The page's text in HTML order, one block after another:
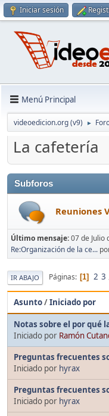
Iniciar sesión
Menú Principal
videoedicion.org (v9) ►
La cafetería
Subforos
Reuniones
Último mensaje:07 de Julio
Re:Organización de la ce...
IR ABAJO Páginas 1 2 3
Asunto/Iniciado por
Notas sobre el por qué
Iniciado por Ramón
Preguntas frecuentes
Iniciado por hyrax
Preguntas frecuentes
Iniciado por hyrax